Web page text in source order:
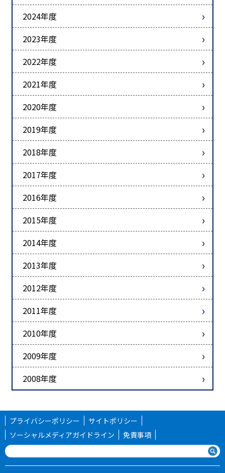
2024年度
2023年度
2022年度
2021年度
2020年度
2019年度
2018年度
2017年度
2016年度
2015年度
2014年度
2013年度
2012年度
2011年度
2010年度
2009年度
2008年度
プライバシーポリシー
サイトポリシー
ソーシャルメディアガイドライン
免責事項